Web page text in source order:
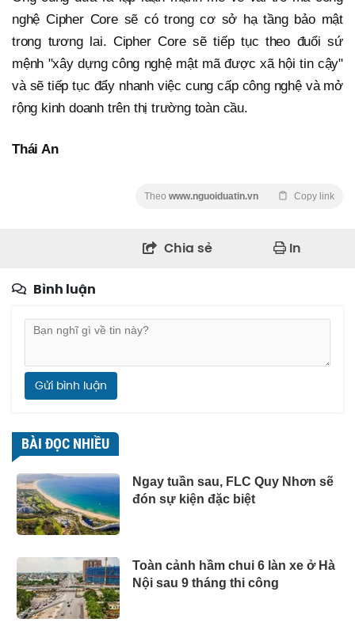
nghệ Cipher Core sẽ có trong cơ sở hạ tầng bảo mật
trong tương lai. Cipher Core sẽ tiếp tục theo đuổi sứ
mệnh "xây dựng công nghệ mật mã được xã hội tin cậy"
và sẽ tiếp tục đẩy nhanh việc cung cấp công nghệ và mở
rộng kinh doanh trên thị trường toàn cầu.
Thái An
Theo www.nguoiduatin.vn Copy link
Chia sẻ In
Bình luận
Gửi bình luận
BÀI ĐỌC NHIỀU
Ngay tuần sau, FLC Quy Nhơn sẽ
đón sự kiện đặc biệt
Toàn cảnh hầm chui 6 làn xe ở Hà
Nội sau 9 tháng thi công